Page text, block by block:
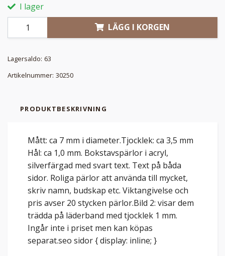
I lager
LÄGG I KORGEN
Lagersaldo: 63
Artikelnummer: 30250
PRODUKTBESKRIVNING
Mått: ca 7 mm i diameter.Tjocklek: ca 3,5 mm
Hål: ca 1,0 mm. Bokstavspärlor i acryl,
silverfärgad med svart text. Text på båda
sidor. Roliga pärlor att använda till mycket,
skriv namn, budskap etc. Viktangivelse och
pris avser 20 stycken pärlor.Bild 2: visar dem
trädda på läderband med tjocklek 1 mm.
Ingår inte i priset men kan köpas
separat.seo sidor { display: inline; }